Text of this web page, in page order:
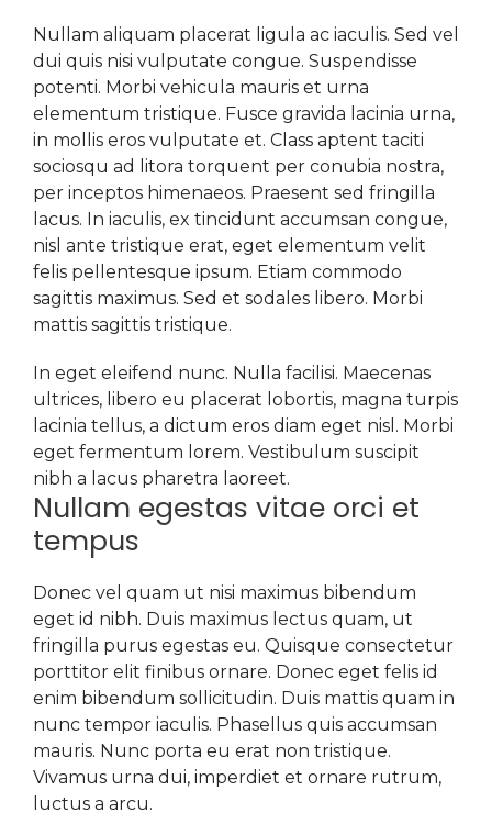
Nullam aliquam placerat ligula ac iaculis. Sed vel
dui quis nisi vulputate congue. Suspendisse
potenti. Morbi vehicula mauris et urna
elementum tristique. Fusce gravida lacinia urna,
in mollis eros vulputate et. Class aptent taciti
sociosqu ad litora torquent per conubia nostra,
per inceptos himenaeos. Praesent sed fringilla
lacus. In iaculis, ex tincidunt accumsan congue,
nisl ante tristique erat, eget elementum velit
felis pellentesque ipsum. Etiam commodo
sagittis maximus. Sed et sodales libero. Morbi
mattis sagittis tristique.
In eget eleifend nunc. Nulla facilisi. Maecenas
ultrices, libero eu placerat lobortis, magna turpis
lacinia tellus, a dictum eros diam eget nisl. Morbi
eget fermentum lorem. Vestibulum suscipit
nibh a lacus pharetra laoreet.
Nullam egestas vitae orci et
tempus
Donec vel quam ut nisi maximus bibendum
eget id nibh. Duis maximus lectus quam, ut
fringilla purus egestas eu. Quisque consectetur
porttitor elit finibus ornare. Donec eget felis id
enim bibendum sollicitudin. Duis mattis quam in
nunc tempor iaculis. Phasellus quis accumsan
mauris. Nunc porta eu erat non tristique.
Vivamus urna dui, imperdiet et ornare rutrum,
luctus a arcu.